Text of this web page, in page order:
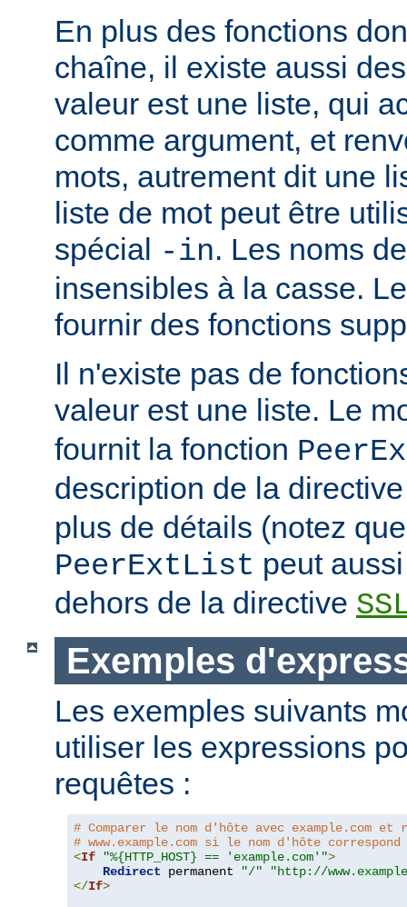
En plus des fonctions
chaîne, il existe aussi
valeur est une liste, qui
comme argument, et
mots, autrement dit une
liste de mot peut être
spécial -in. Les noms
insensibles à la casse.
fournir des fonctions
Il n'existe pas de
valeur est une liste. Le
fournit la fonction
description de la
plus de détails (notez
PeerExtList peut
dehors de la directive
Exemples
Les exemples suivants
utiliser les expressions
requêtes :
# Comparer le nom d'hôte avec example.com
# www.example.com si le nom d'hôte correspond
<If "%{HTTP_HOST} == 'example.com'">
Redirect permanent "/"
"http://
</If>